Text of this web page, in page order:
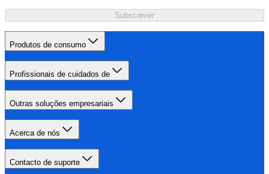
Subscrever
Produtos de consumo
Profissionais de cuidados de
Outras soluções empresariais
Acerca de nós
Contacto de suporte